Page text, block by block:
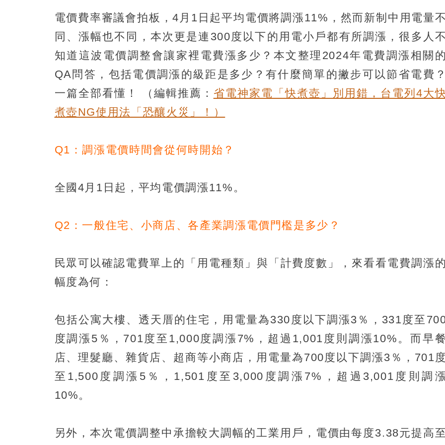
電價費率審議會拍板，4月1日起平均電價將調漲11%，然而新制中用電量不
同、漲幅也不同，本次更是連300度以下的用電小戶都有所調漲，很多人不
知道這波電價調整會讓家裡電費漲多少？本文整理2024年電費調漲相關的
QA問答，包括電價調漲的級距是多少？有什麼簡單的撇步可以節省電費？
一篇全部看懂！
（編輯推薦： 省電神家電「快煮壺」別用錯，台電列4大快
煮壺NG使用法「恐釀火災」！）
Q1：調漲電價時間會從何時開始？
全國4月1日起，平均電價調漲11%。
Q2：一般住宅、小商店、各產業調漲電價門檻是多少？
民眾可以確認電費單上的「用電種類」與「計費度數」，來看看電費調漲的
幅度為何：
包括公寓大樓、透天厝的住宅，用電量為330度以下調漲3％，331度至
度調漲5％，701度至1,000度調漲7%，超過1,001度則調漲10%。而早餐
店、理髮廳、雜貨店、超商等小商店，用電量為700度以下調漲3％，701度
至1,500度調漲5％，1,501度至3,000度調漲7%，超過3,001度則調漲
10%。
另外，本次電價調整中承擔較大調幅的工業用戶，電價由每度3.38元提高至